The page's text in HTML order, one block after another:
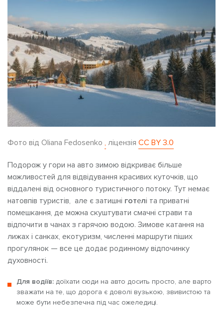
Фото від Oliana Fedosenko , ліцензія CC BY 3.0
Подорож у гори на авто зимою відкриває більше
можливостей для відвідування красивих куточків, що
віддалені від основного туристичного потоку. Тут немає
натовпів туристів, але є затишні готелі та приватні
помешкання, де можна скуштувати смачні страви та
відпочити в чанах з гарячою водою. Зимове катання на
лижах і санках, екотуризм, численні маршрути піших
прогулянок — все це додає родинному відпочинку
духовності.
Для водіїв: доїхати сюди на авто досить просто, але варто
зважати на те, що дорога є доволі вузькою, звивистою та
може бути небезпечна під час ожеледиці.